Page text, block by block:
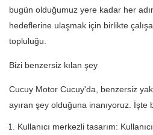
bugün olduğumuz yere kadar her
hedeflerine ulaşmak için birlikte
topluluğu.
Bizi benzersiz kılan şey
Cucuy Motor Cucuy'da, benzersiz
ayıran şey olduğuna inanıyoruz. İşte
Kullanıcı merkezli tasarım: